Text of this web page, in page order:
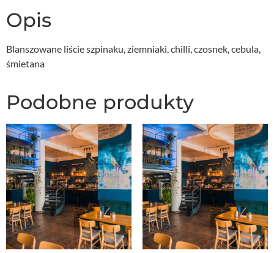
Opis
Blanszowane liście szpinaku, ziemniaki, chilli, czosnek, cebula,
śmietana
Podobne produkty